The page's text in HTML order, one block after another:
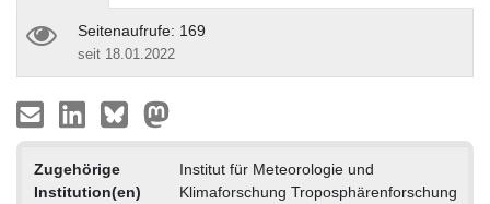
Seitenaufrufe: 169
seit 18.01.2022
Zugehörige
Institution(en)
Institut für Meteorologie und
Klimaforschung Troposphärenforschung